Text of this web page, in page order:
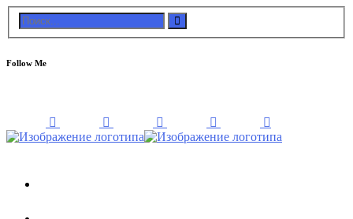
Follow Me